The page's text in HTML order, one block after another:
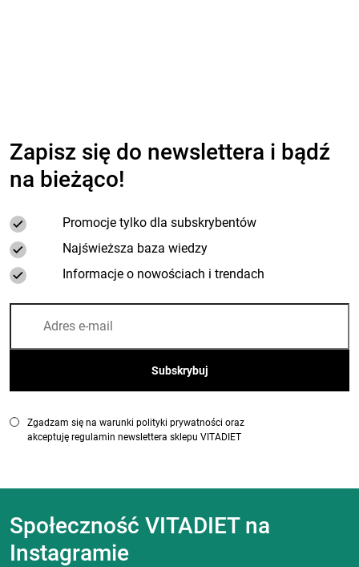
Zapisz się do newslettera i bądź
na bieżąco!
Promocje tylko dla subskrybentów
Najświeższa baza wiedzy
Informacje o nowościach i trendach
Zgadzam się na warunki polityki prywatności oraz
akceptuję regulamin newslettera sklepu VITADIET
Społeczność VITADIET na
Instagramie